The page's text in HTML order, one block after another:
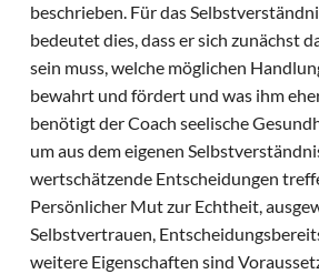
beschrieben. Für das
bedeutet dies, dass er sich zunächst
sein muss, welche möglichen
bewahrt und fördert und was ihm
benötigt der Coach seelische
um aus dem eigenen
wertschätzende Entscheidungen
Persönlicher Mut zur Echtheit,
Selbstvertrauen,
weitere Eigenschaften sind